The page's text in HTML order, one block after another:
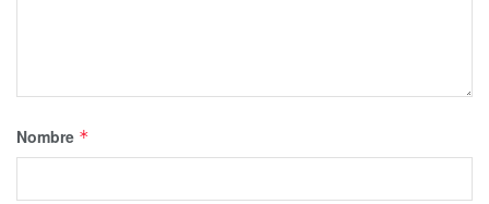
Nombre *